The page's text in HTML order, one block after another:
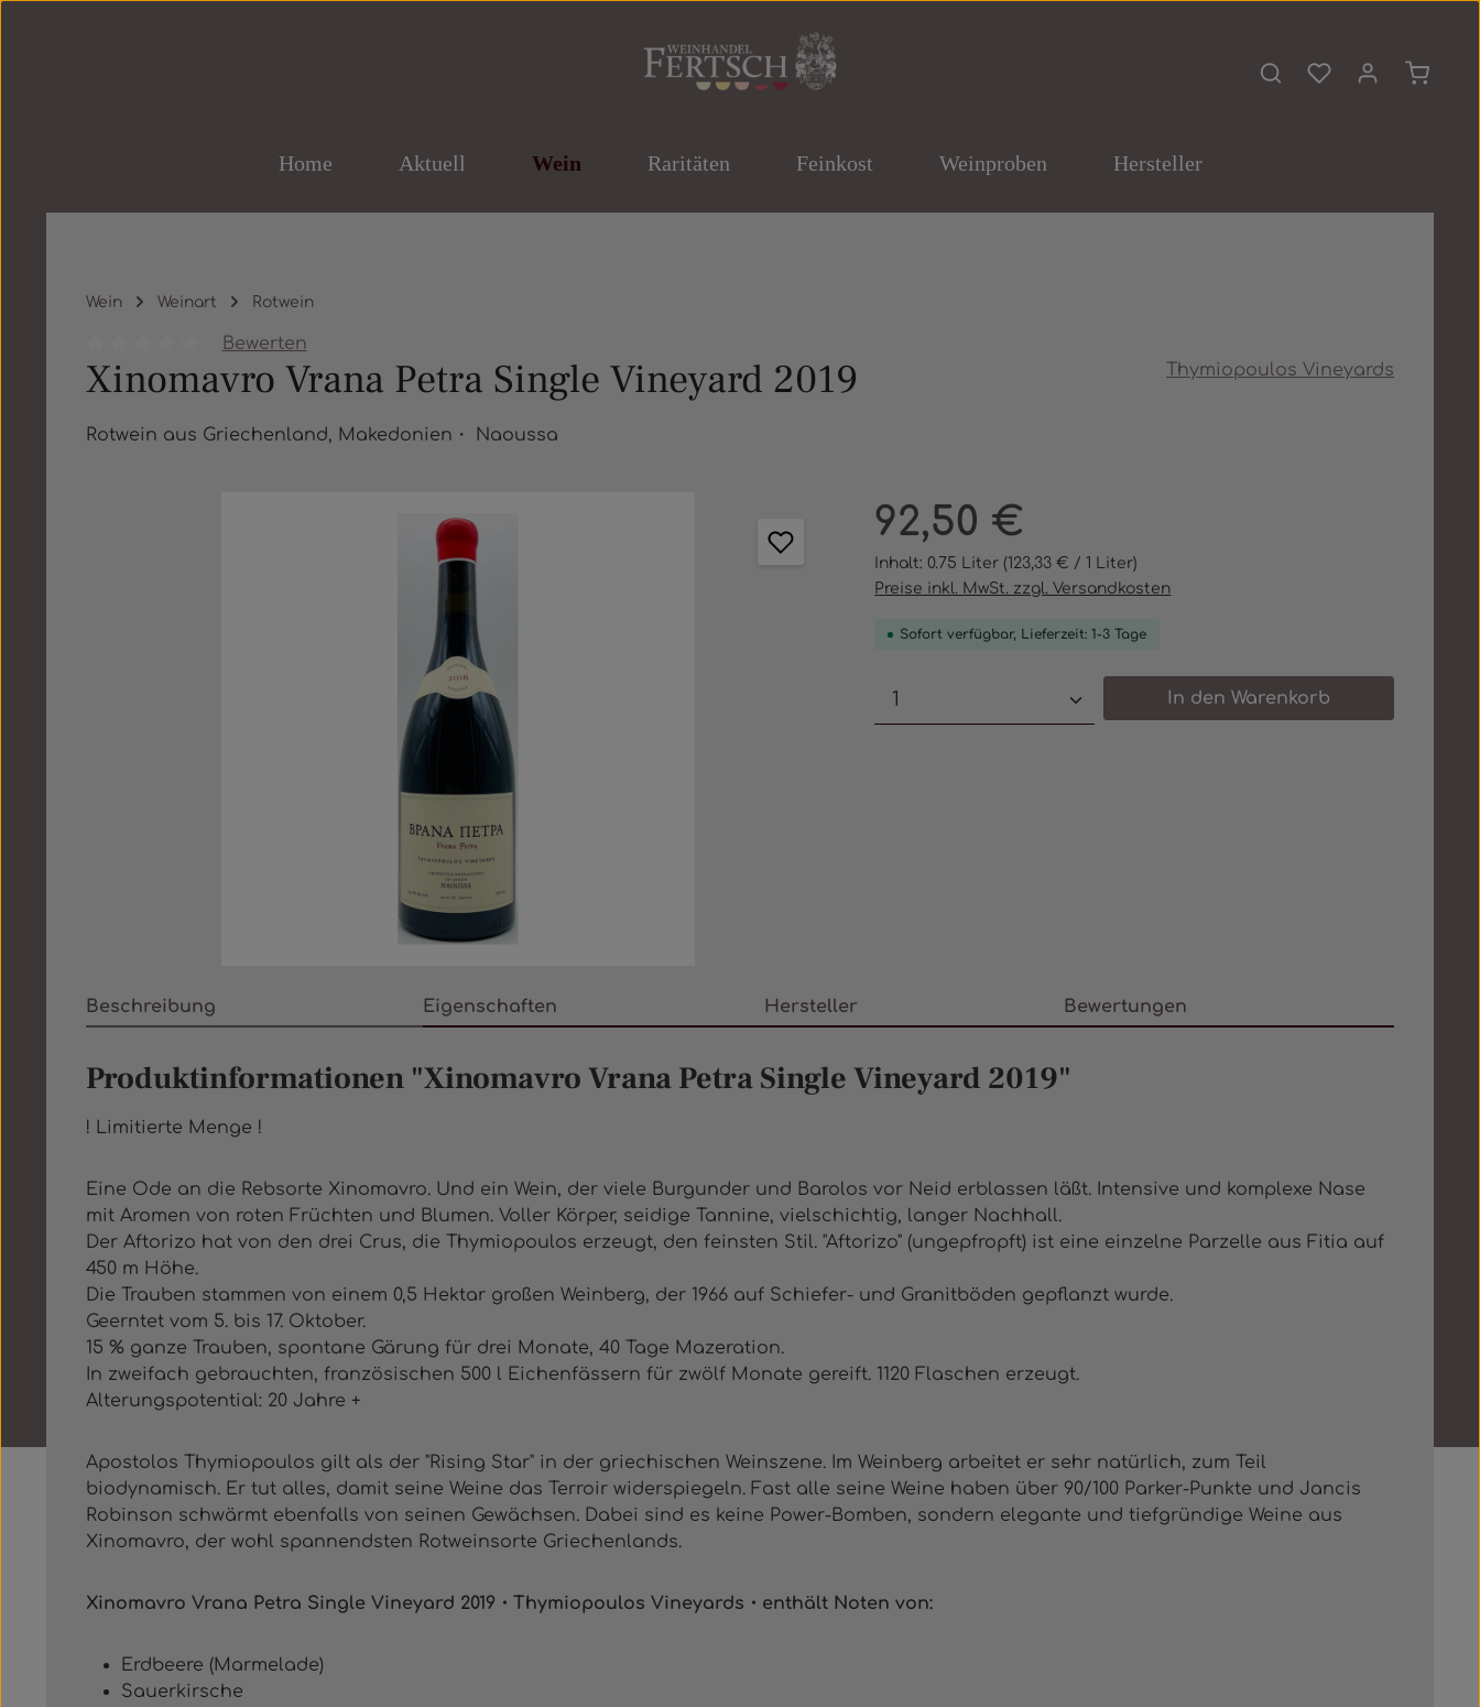
Home Aktuell Wein Raritäten Feinkost Weinproben Hersteller
Du hast 0 Produkte
Wein Weinart Rotwein
Durchschnittliche Bewertung von 0 von 5 Sternen
Bewerten
Xinomavro Vrana Petra Single Vineyard 2019 Thymiopoulos Vineyards
Rotwein aus Griechenland, Makedonien・ Naoussa
Regulärer Preis:
92,50 €
Inhalt:0.75 Liter (123,33 € / 1 Liter)
Preise inkl. MwSt. zzgl. Versandkosten
Sofort verfügbar, Lieferzeit: 1-3 Tage
Produkt Anzahl: Gib den gewünschten
In den Warenkorb
Beschreibung Eigenschaften Hersteller Bewertungen
Produktinformationen "Xinomavro Vrana Petra Single Vineyard 2019"
! Limitierte Menge !
Eine Ode an die Rebsorte Xinomavro. Und ein Wein, der viele Burgunder und Barolos vor Neid erblassen läßt. Intensive und komplexe Nase
mit Aromen von roten Früchten und Blumen. Voller Körper, seidige Tannine, vielschichtig, langer Nachhall.
Der Aftorizo hat von den drei Crus, die Thymiopoulos erzeugt, den feinsten Stil. "Aftorizo" (ungepfropft) ist eine einzelne Parzelle aus Fitia auf
450 m Höhe.
Die Trauben stammen von einem 0,5 Hektar großen Weinberg, der 1966 auf Schiefer- und Granitböden gepflanzt wurde.
Geerntet vom 5. bis 17. Oktober.
15 % ganze Trauben, spontane Gärung für drei Monate, 40 Tage Mazeration.
In zweifach gebrauchten, französischen 500 l Eichenfässern für zwölf Monate gereift. 1120 Flaschen erzeugt.
Alterungspotential: 20 Jahre +
Apostolos Thymiopoulos gilt als der "Rising Star" in der griechischen Weinszene. Im Weinberg arbeitet er sehr natürlich, zum Teil
biodynamisch. Er tut alles, damit seine Weine das Terroir widerspiegeln. Fast alle seine Weine haben über 90/100 Parker-Punkte und Jancis
Robinson schwärmt ebenfalls von seinen Gewächsen. Dabei sind es keine Power-Bomben, sondern elegante und tiefgründige Weine aus
Xinomavro, der wohl spannendsten Rotweinsorte Griechenlands.
Xinomavro Vrana Petra Single Vineyard 2019・Thymiopoulos Vineyards・ enthält Noten von:
Erdbeere (Marmelade)
Sauerkirsche